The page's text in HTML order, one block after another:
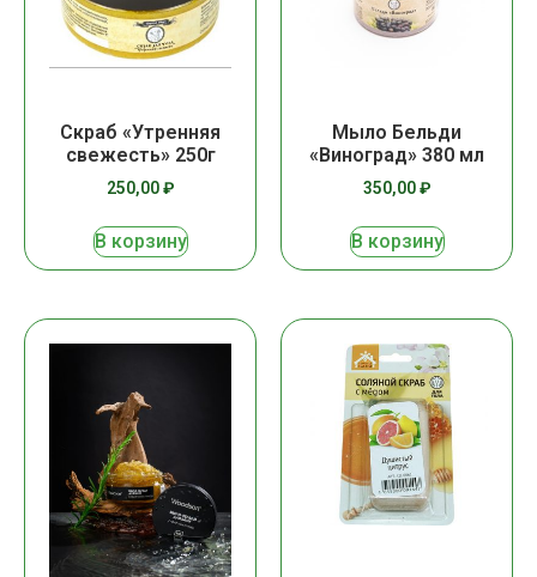
Скраб «Утренняя
свежесть» 250г
250,00₽
В корзину
Мыло Бельди
«Виноград» 380 мл
350,00₽
В корзину